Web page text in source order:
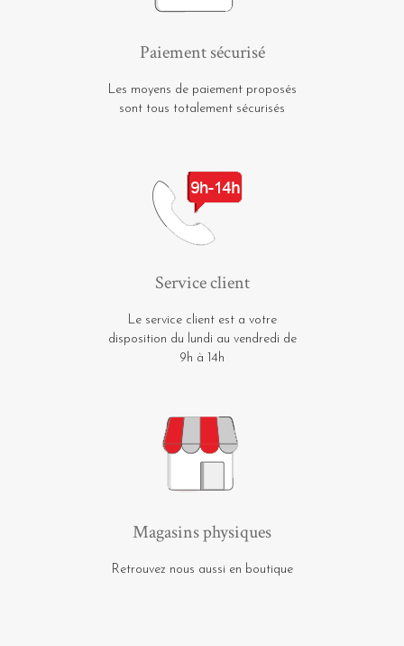
Paiement sécurisé
Les moyens de paiement proposés
sont tous totalement sécurisés
Service client
Le service client est a votre
disposition du lundi au vendredi de
9h à 14h
Magasins physiques
Retrouvez nous aussi en boutique